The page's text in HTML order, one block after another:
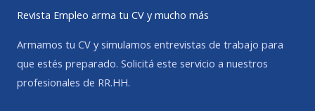
Revista Empleo arma tu CV y mucho más
Armamos tu CV y simulamos entrevistas de trabajo para
que estés preparado. Solicitá este servicio a nuestros
profesionales de RR.HH.